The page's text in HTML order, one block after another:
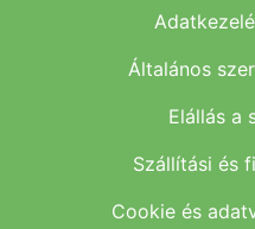
Általános
Elállás a
Szállítási és
Cookie és